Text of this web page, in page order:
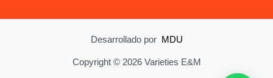
Desarrollado por MDU
Copyright © 2026 Varieties E&M